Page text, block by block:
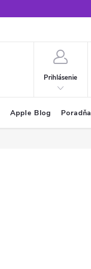
Prihlásenie
Apple Blog Poradňa